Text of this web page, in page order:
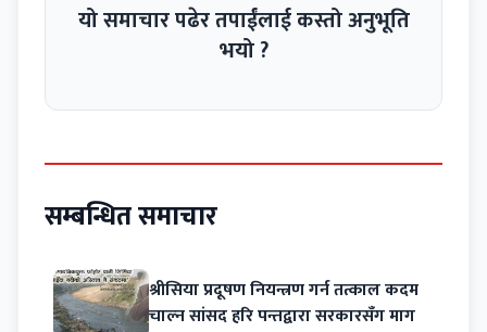
यो समाचार पढेर तपाईंलाई कस्तो अनुभूति
भयो ?
सम्बन्धित समाचार
श्रीसिया प्रदूषण नियन्त्रण गर्न तत्काल कदम
चाल्न सांसद हरि पन्तद्वारा सरकारसँग माग